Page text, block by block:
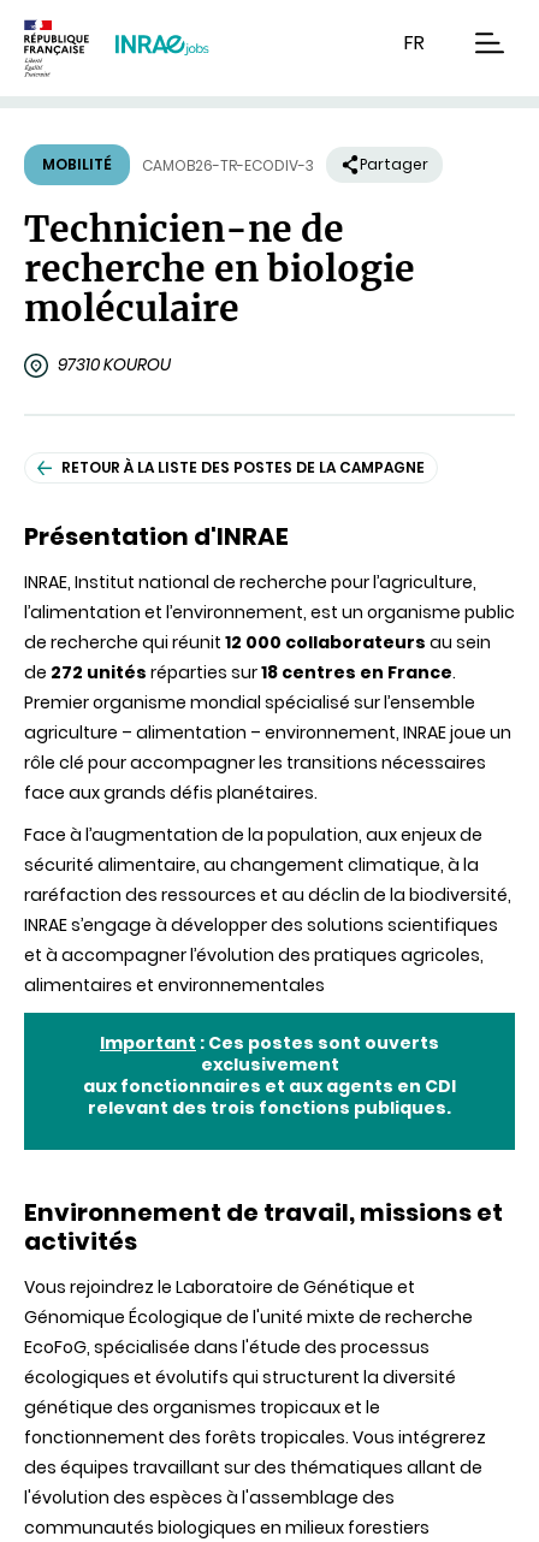
FR
MOBILITÉ CAMOB26-TR-ECODIV-3 Partager
Technicien-ne de
recherche en biologie
moléculaire
97310 KOUROU
RETOUR À LA LISTE DES POSTES DE LA CAMPAGNE
Présentation d'INRAE
INRAE, Institut national de recherche pour l’agriculture,
l’alimentation et l’environnement, est un organisme public
de recherche qui réunit 12 000 collaborateurs au sein
de 272 unités réparties sur18 centres en France.
Premier organisme mondial spécialisé sur l’ensemble
agriculture – alimentation – environnement, INRAE joue un
rôle clé pour accompagner les transitions nécessaires
face aux grands défis planétaires.
Face à l’augmentation de la population, aux enjeux de
sécurité alimentaire, au changement climatique, à la
raréfaction des ressources et au déclin de la biodiversité,
INRAE s’engage à développer des solutions scientifiques
et à accompagner l’évolution des pratiques agricoles,
alimentaires et environnementales
Important : Ces postes sont ouverts
exclusivement
aux fonctionnaires et aux agents en CDI
relevant des trois fonctions publiques.
Environnement de travail, missions et
activités
Vous rejoindrez le Laboratoire de Génétique et
Génomique Écologique de l'unité mixte de recherche
EcoFoG, spécialisée dans l'étude des processus
écologiques et évolutifs qui structurent la diversité
génétique des organismes tropicaux et le
fonctionnement des forêts tropicales. Vous intégrerez
des équipes travaillant sur des thématiques allant de
l'évolution des espèces à l'assemblage des
communautés biologiques en milieux forestiers